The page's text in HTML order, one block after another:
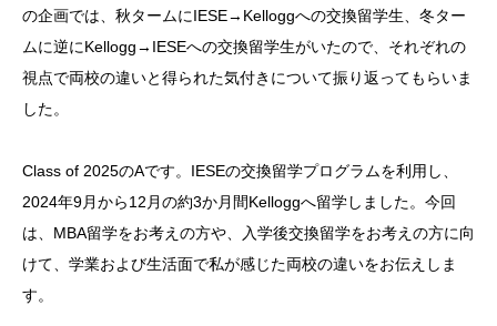
の企画では、秋タームにIESE→Kelloggへの交換留学生、冬ター
ムに逆にKellogg→IESEへの交換留学生がいたので、それぞれの
視点で両校の違いと得られた気付きについて振り返ってもらいま
した。
Class of 2025のAです。IESEの交換留学プログラムを利用し、
2024年9月から12月の約3か月間Kelloggへ留学しました。今回
は、MBA留学をお考えの方や、入学後交換留学をお考えの方に向
けて、学業および生活面で私が感じた両校の違いをお伝えしま
す。